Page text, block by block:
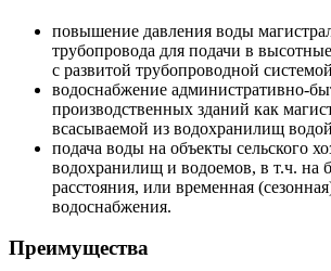
повышение давления воды
трубопровода для подачи в
с развитой трубопроводной
водоснабжение административно-
производственных зданий как
всасываемой из водохранилищ
подача воды на объекты сельского
водохранилищ и водоемов, в т.ч. на
расстояния, или временная
водоснабжения.
Преимущества